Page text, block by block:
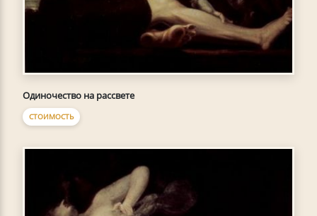
Одиночество на рассвете
СТОИМОСТЬ